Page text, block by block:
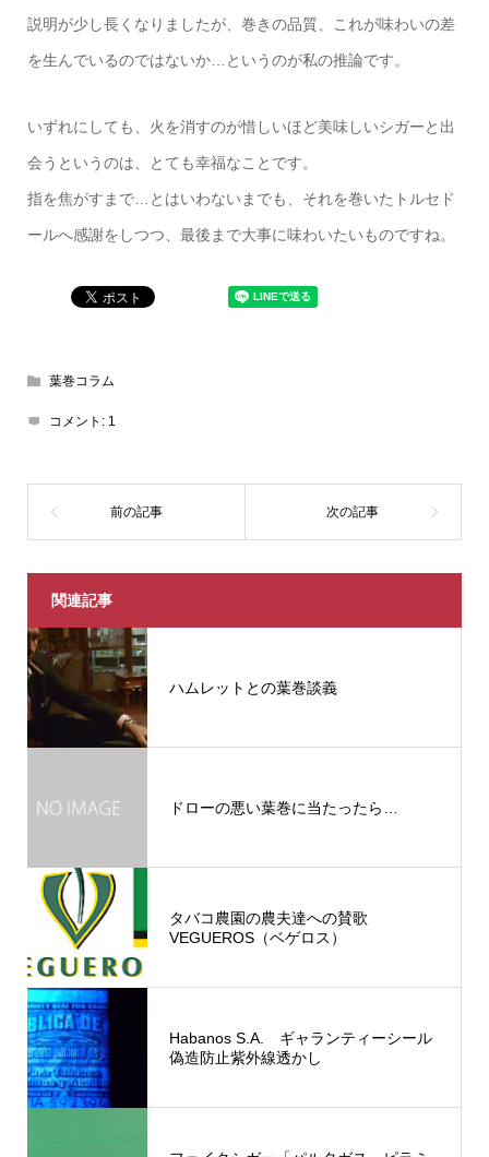
説明が少し長くなりましたが、巻きの品質、これが味わいの差
を生んでいるのではないか…というのが私の推論です。
いずれにしても、火を消すのが惜しいほど美味しいシガーと出
会うというのは、とても幸福なことです。
指を焦がすまで…とはいわないまでも、それを巻いたトルセド
ールへ感謝をしつつ、最後まで大事に味わいたいものですね。
葉巻コラム
コメント: 1
関連記事
ハムレットとの葉巻談義
ドローの悪い葉巻に当たったら…
タバコ農園の農夫達への賛歌
VEGUEROS（ベゲロス）
Habanos S.A. ギャランティーシール
偽造防止紫外線透かし